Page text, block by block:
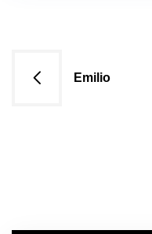
Navigazione
Emilio